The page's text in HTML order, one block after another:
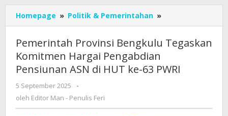
Homepage » Politik & Pemerintahan »
Provinsi
Tegaskan
Hargai
di
Pemerintah Provinsi Bengkulu Tegaskan
Komitmen Hargai Pengabdian
Pensiunan ASN di HUT ke-63 PWRI
5 September 2025
oleh
Editor
-
oleh Editor Man - Penulis Feri